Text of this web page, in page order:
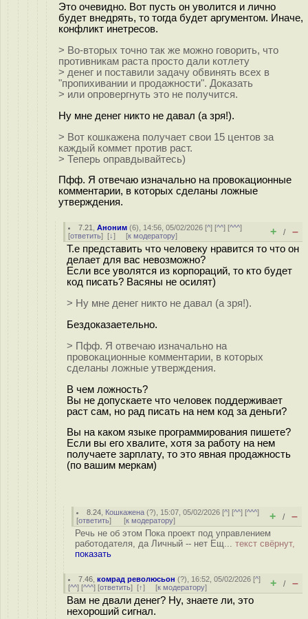
Это очевидно. Вот пусть он уволится и лично
будет внедрять, то тогда будет аргументом. Иначе,
конфликт инетресов.
> Во-вторых точно так же можно говорить, что
противникам раста просто дали котлету
> денег и поставили задачу обвинять всех в
"пропихивании и продажности". Доказать
> или опровергнуть это не получится.
Ну мне денег никто не давал (а зря!).
> Вот кошкажена получает свои 15 центов за
каждый коммет против раст.
> Теперь оправдывайтесь)
Пфф. Я отвечаю изначально на провокационные
комментарии, в которых сделаны ложные
утверждения.
7.21 ,Аноним (6), 14:56, 05/02/2026 [^] [^^] [^^^]
[ответить] [↓] [к модератору] + / –
Т.е представить что человеку нравится то что он
делает для вас невозможно?
Если все уволятся из корпораций, то кто будет
код писать? Васяны не осилят)
> Ну мне денег никто не давал (а зря!).
Бездоказаетельно.
> Пфф. Я отвечаю изначально на
провокационные комментарии, в которых
сделаны ложные утверждения.
В чем ложность?
Вы не допускаете что человек поддерживает
раст сам, но рад писать на нем код за деньги?
Вы на каком языке программирования пишете?
Если вы его хвалите, хотя за работу на нем
получаете зарплату, то это явная продажность
(по вашим меркам)
8.24 Кошкажена (?), 15:07, 05/02/2026 [^] [^^] [^^^]
[ответить] [к модератору] + / –
Речь не об этом Пока проект под управлением
работодателя, да Личный -- нет Ещ... текст свёрнут,
показать
7.46 ,комрад революсьон (?), 16:52, 05/02/2026 [^]
[^^] [^^^] [ответить] [↑] [к модератору] + / –
Вам не двали денег? Ну, знаете ли, это
нехороший сигнал.